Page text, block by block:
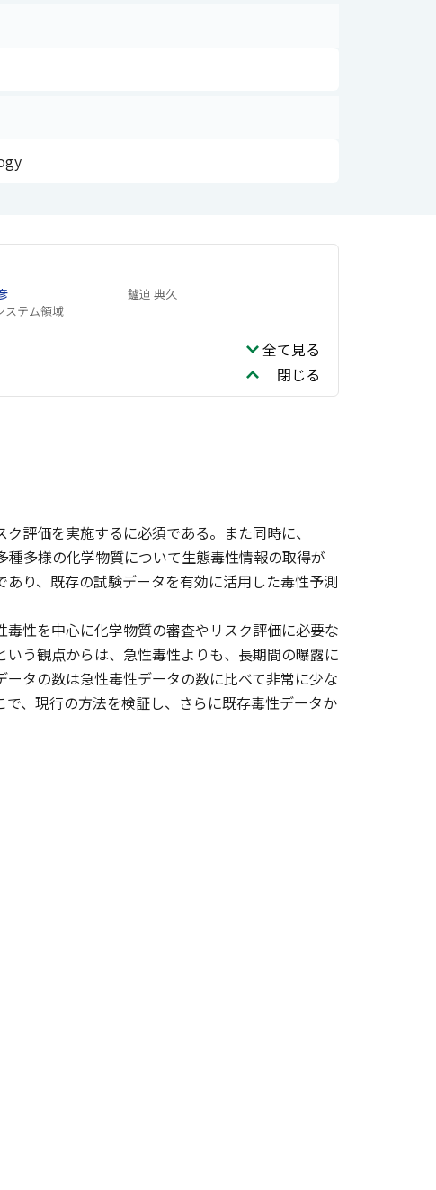
ステム領域
鑪迫 典久
全て見る
閉じる
評価を実施するに必須である。また同時に、
多様の化学物質について生態毒性情報の取得が
り、既存の試験データを有効に活用した毒性予測
性を中心に化学物質の審査やリスク評価に必要な
う観点からは、急性毒性よりも、長期間の曝露に
タの数は急性毒性データの数に比べて非常に少な
、現行の方法を検証し、さらに既存毒性データか